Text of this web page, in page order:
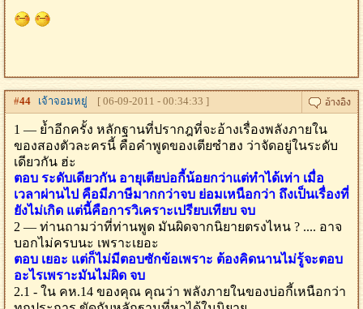
#44 เจ้าจอมหยู่ [ 06-09-2011 - 00:34:33 ]
1 — ย้ำอีกครั้ง หลักฐานที่ปรากฎที่จะอ้างเรื่องพลังภายใน
ของสองตัวละครนี้ คือคำพูดของเตียซำฮง ว่าจัดอยู่ในระดับ
เดียวกัน ฮ่ะ
ตอบ ระดับเดียวกัน อายุเตียบ่อกี้น้อยกว่าแต่ทำได้เท่า เมื่อ
เวลาผ่านไป คือมีภาษีมากกว่าจบ ย่อมเหนือกว่า ถึงเป็นเรื่องที่
ยังไม่เกิด แต่นี้คือการวิเคราะเปรียบเทียบ จบ
2 — ท่านถามว่าที่ท่านพูด มันผิดจากนิยายตรงไหน ? .... อาจ
บอกไม่ครบนะ เพราะเยอะ
ตอบ เยอะ แต่ก็ไม่มีตอบซักข้อเพราะ ต้องคิดนานไม่รู้จะตอบ
อะไรเพราะมันไม่ผิด จบ
2.1 - ใน คห.14 ของคุณ คุณว่า พลังภายในของบ่อกี้เหนือกว่า